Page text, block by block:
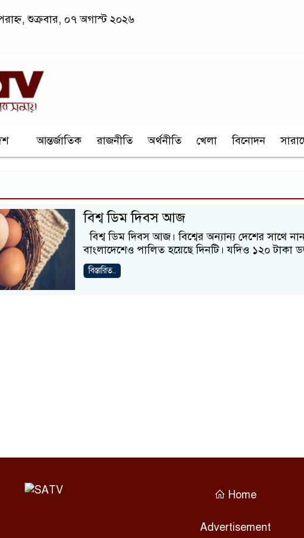
শুক্রবার, ০৭ অগাস্ট ২০২৬
আন্তর্জাতিক রাজনীতি অর্থনীতি খেলা বিনোদন
বিশ্ব ডিম দিবস আজ
বিশ্ব ডিম দিবস আজ। বিশ্বের অন্যান্য দেশের সাথে
বাংলাদেশেও পালিত হয়েছে দিনটি। যদিও ১২০ টাকা
বিস্তারিত..
Home
Advertisement